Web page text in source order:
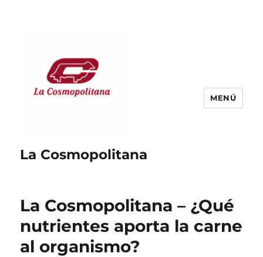
La Cosmopolitana
MENÚ
La Cosmopolitana – ¿Qué
nutrientes aporta la carne
al organismo?